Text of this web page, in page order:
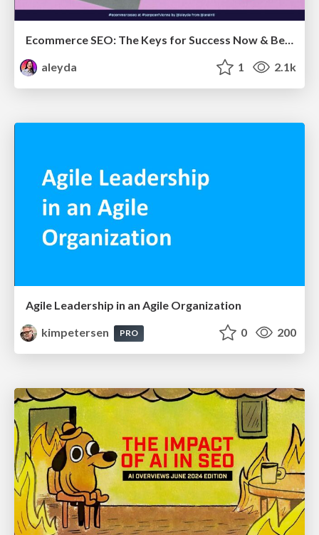
Ecommerce SEO: The Keys for Success Now & Beyond - #SERPConf2024
aleyda
1 2.1k
Agile Leadership in an Agile Organization
kimpetersen
PRO 0 200